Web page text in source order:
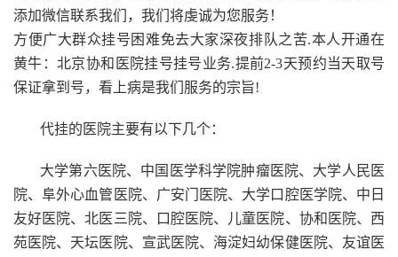
添加微信联系我们，我们将虔诚为您服务！
方便广大群众挂号困难免去大家深夜排队之苦.本人开通在
黄牛：北京协和医院挂号挂号业务.提前2-3天预约当天取号
保证拿到号，看上病是我们服务的宗旨!
代挂的医院主要有以下几个：
大学第六医院、中国医学科学院肿瘤医院、大学人民医
院、阜外心血管医院、广安门医院、大学口腔医学院、中日
友好医院、北医三院、口腔医院、儿童医院、协和医院、西
苑医院、天坛医院、宣武医院、海淀妇幼保健医院、友谊医